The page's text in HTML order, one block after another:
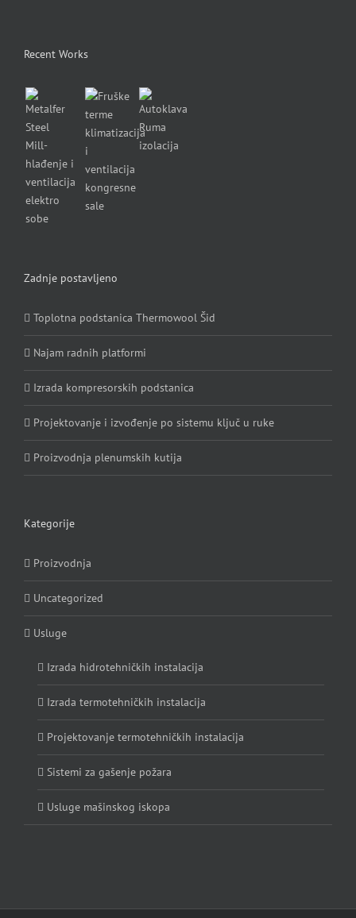
Recent Works
Zadnje postavljeno
Toplotna podstanica Thermowool Šid
Najam radnih platformi
Izrada kompresorskih podstanica
Projektovanje i izvođenje po sistemu ključ u ruke
Proizvodnja plenumskih kutija
Kategorije
Proizvodnja
Uncategorized
Usluge
Izrada hidrotehničkih instalacija
Izrada termotehničkih instalacija
Projektovanje termotehničkih instalacija
Sistemi za gašenje požara
Usluge mašinskog iskopa